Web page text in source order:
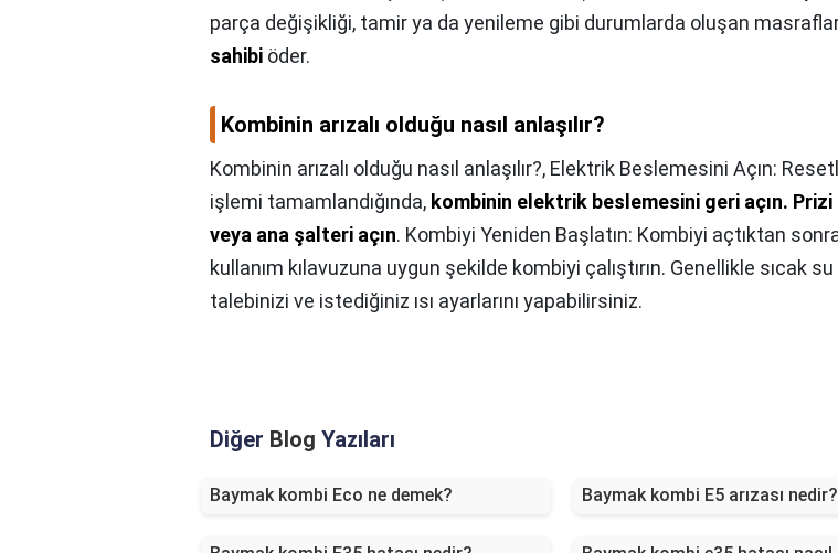
parça değişikliği, tamir ya da yenileme gibi durumlarda oluşan
sahibi öder.
Kombinin arızalı olduğu nasıl anlaşılır?
Kombinin arızalı olduğu nasıl anlaşılır?, Elektrik Beslemesini Açın:
işlemi tamamlandığında, kombinin elektrik beslemesini geri açın. Prizi
veya ana şalteri açın. Kombiyi Yeniden Başlatın: Kombiyi açtıktan
kullanım kılavuzuna uygun şekilde kombiyi çalıştırın. Genellikle sıcak su
talebinizi ve istediğiniz ısı ayarlarını yapabilirsiniz.
Diğer Blog Yazıları
Baymak kombi Eco ne demek? Baymak kombi E5 arızası nedir?